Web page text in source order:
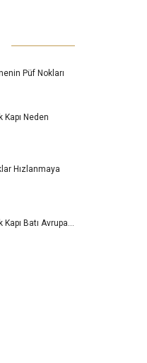
Püf Nokları
Kapı Neden
Hızlanmaya
Kapı Batı Avrupa…